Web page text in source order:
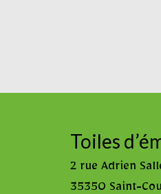
Toiles
2 rue Adrien
35350 Saint-